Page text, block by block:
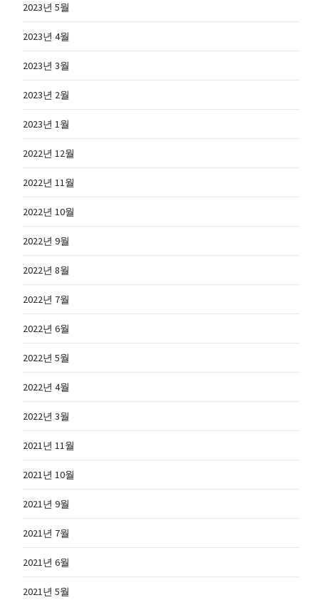
2023년 5월
2023년 4월
2023년 3월
2023년 2월
2023년 1월
2022년 12월
2022년 11월
2022년 10월
2022년 9월
2022년 8월
2022년 7월
2022년 6월
2022년 5월
2022년 4월
2022년 3월
2021년 11월
2021년 10월
2021년 9월
2021년 7월
2021년 6월
2021년 5월